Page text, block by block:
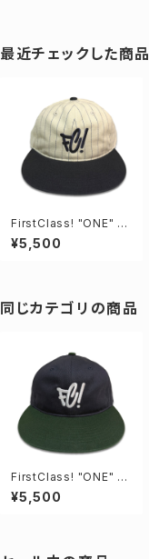
最近チェックした商品
FirstClass! "ONE" C
AP -STRIPE-
¥5,500
同じカテゴリの商品
FirstClass! "ONE" C
AP
¥5,500